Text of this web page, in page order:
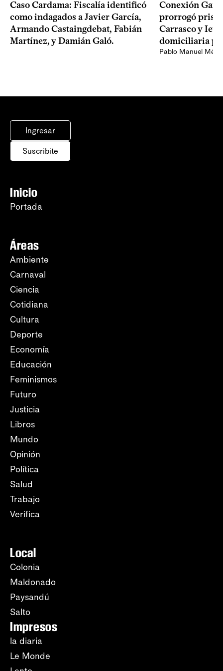
Caso Cardama: Fiscalía identificó
como indagados a Javier García,
Armando Castaingdebat, Fabián
Martínez, y Damián Galó.
Conexión
prorrogó
Carrasco y
domiciliaria
Pablo Manuel
Ingresar
Suscribite
Inicio
Portada
Áreas
Ambiente
Carnaval
Ciencia
Cotidiana
Cultura
Deporte
Economía
Educación
Feminismos
Futuro
Justicia
Libros
Mundo
Opinión
Política
Salud
Trabajo
Verifica
Local
Colonia
Maldonado
Paysandú
Salto
Impresos
la diaria
Le Monde